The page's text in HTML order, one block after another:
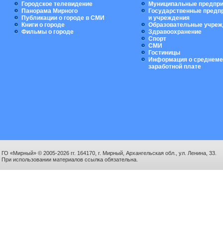
Городское телевидение
Панорама Мирного
Публикации о городе в СМИ
Книги о городе
Фильмы о городе
Муниципальные
Государственные
и учреждения
Образовательные
Здравоохранение
Спорт
СМИ
Гостиницы
Информация о
заработной плате
ГО «Мирный» © 2005-2026 гг. 164170, г. Мирный, Архангельская обл., ул. Ленина, 33.
При использовании материалов ссылка обязательна.